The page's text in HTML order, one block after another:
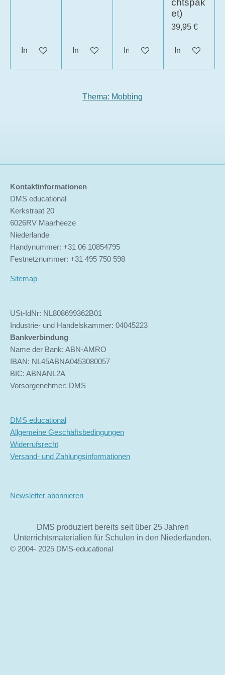
In den WarenkorbIn den WarenkorbIn den Warenkorb
chtspak
et)
39,95 €
In den
Thema: Mobbing
Kontaktinformationen
DMS educational
Kerkstraat 20
6026RV Maarheeze
Niederlande
Handynummer: +31 06 10854795
Festnetznummer: +31 495 750 598
Sitemap
USt-IdNr: NL808699362B01
Industrie- und Handelskammer: 04045223
Bankverbindung
Name der Bank: ABN-AMRO
IBAN: NL45ABNA0453080057
BIC: ABNANL2A
Vorsorgenehmer: DMS
DMS educational
Allgemeine Geschäftsbedingungen
Widerrufsrecht
Versand- und Zahlungsinformationen
Newsletter abonnieren
DMS produziert bereits seit über 25 Jahren
Unterrichtsmaterialien für Schulen in den Niederlanden.
© 2004- 2025 DMS-educational